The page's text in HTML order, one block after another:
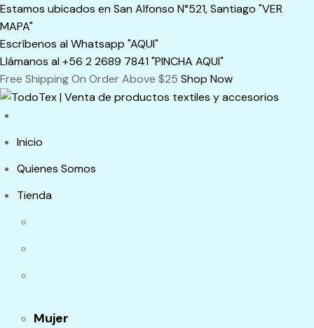
Skip
to
content
Estamos ubicados en San Alfonso N°521, Santiago "VER
MAPA"
Escríbenos al Whatsapp "AQUI"
Llámanos al +56 2 2689 7841 "PINCHA AQUI"
Free Shipping On Order Above $25 Shop Now
Inicio
Quienes Somos
Tienda
Mujer